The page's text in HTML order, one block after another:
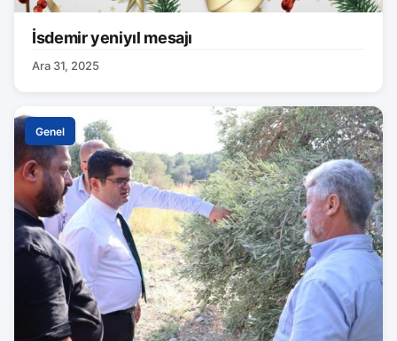
İsdemir yeniyıl mesajı
Ara 31, 2025
Genel